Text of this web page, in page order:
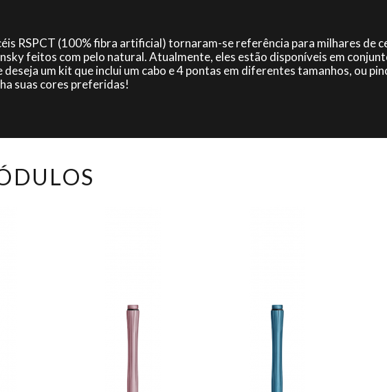
RSPCT (100% fibra artificial) tornaram-se referência para milhares de
feitos com pelo natural. Atualmente, eles estão disponíveis em
deseja um kit que inclui um cabo e 4 pontas em diferentes tamanhos, ou
suas cores preferidas!